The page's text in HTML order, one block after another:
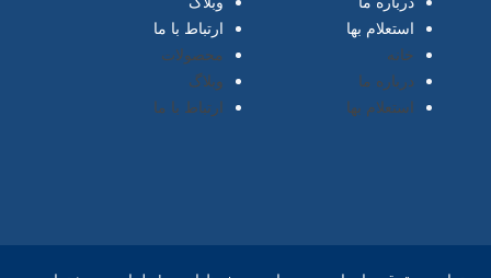
استعلام بها
ارتباط با ما
خانه
محصولات
درباره ما
وبلاگ
استعلام بها
ارتباط با ما